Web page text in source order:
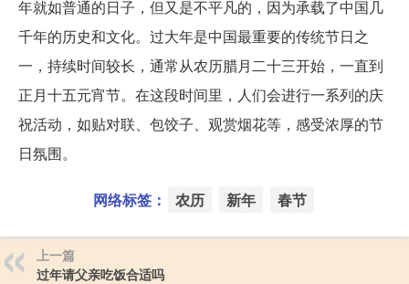
年就如普通的日子，但又是不平凡的，因为承载了中国几
千年的历史和文化。过大年是中国最重要的传统节日之
一，持续时间较长，通常从农历腊月二十三开始，一直到
正月十五元宵节。在这段时间里，人们会进行一系列的庆
祝活动，如贴对联、包饺子、观赏烟花等，感受浓厚的节
日氛围。
网络标签： 农历 新年 春节
上一篇
过年请父亲吃饭合适吗